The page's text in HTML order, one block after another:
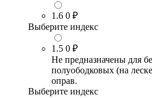
1.6 0 ₽
Выберите индекс
1.5 0 ₽
Не предназначены для
полуободковых (на
оправ.
Выберите индекс